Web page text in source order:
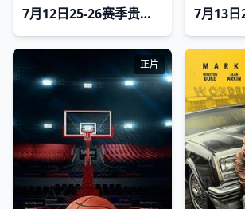
7月12日25-26赛季贵州村超 党相村塔石羊瘪队VS寿洞村足球队
正片